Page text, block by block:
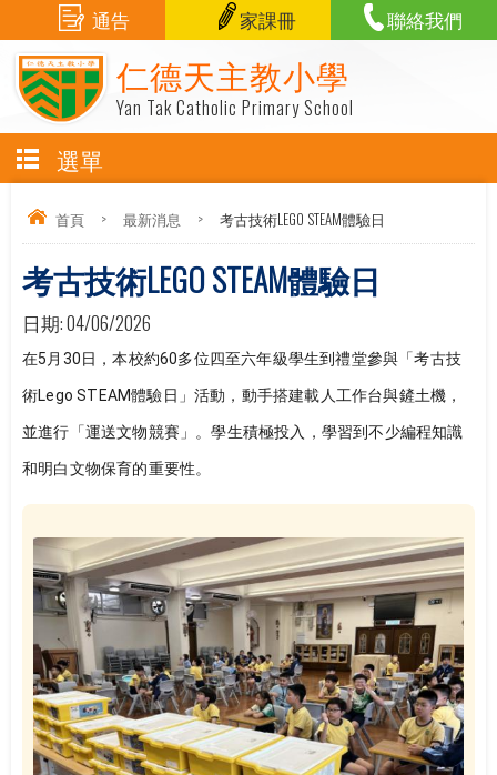
仁德天主教小學
Yan Tak Catholic Primary School
通告 家課冊 聯絡我們
選單
首頁 > 最新消息 > 考古技術LEGO STEAM體驗日
考古技術LEGO STEAM體驗日
日期:04/06/2026
在5月30日，本校約60多位四至六年級學生到禮堂參與「考古技
術Lego STEAM體驗日」活動，動手搭建載人工作台與鏟土機，
並進行「運送文物競賽」。學生積極投入，學習到不少編程知識
和明白文物保育的重要性。